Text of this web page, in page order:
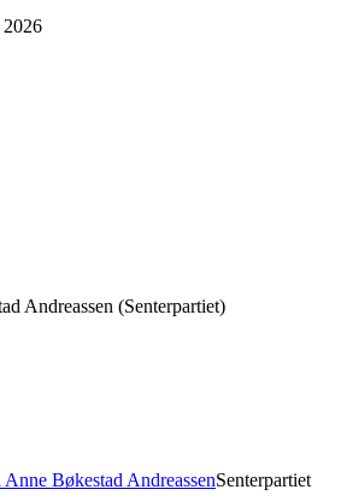
2026
Andreassen (Senterpartiet)
Bøkestad AndreassenSenterpartiet